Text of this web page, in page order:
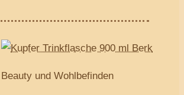
Beauty und Wohlbefinden